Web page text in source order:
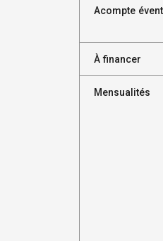
Acompte
À financer
Mensualités